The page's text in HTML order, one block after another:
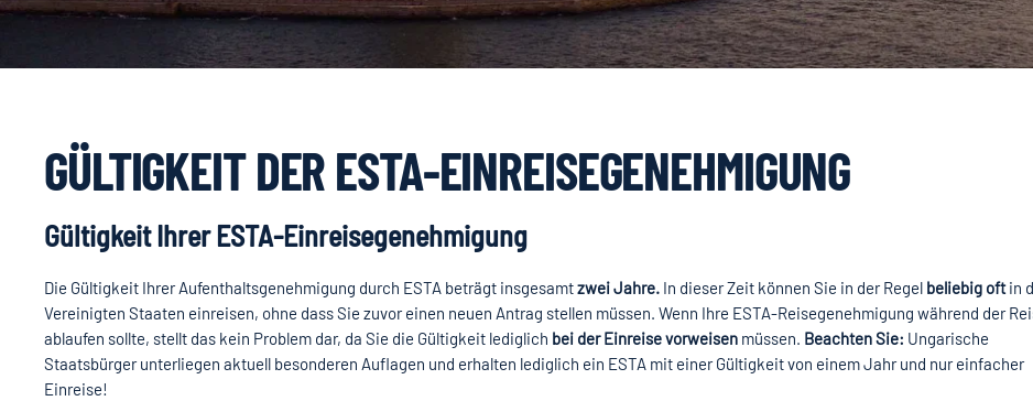
GÜLTIGKEIT DER ESTA-EINREISEGENEHMIGUNG
Gültigkeit Ihrer ESTA-Einreisegenehmigung
Die Gültigkeit Ihrer Aufenthaltsgenehmigung durch ESTA beträgt insgesamtzwei Jahre. In dieser Zeit können Sie in der Regel beliebig oftin
Vereinigten Staaten einreisen, ohne dass Sie zuvor einen neuen Antrag stellen müssen. Wenn Ihre ESTA-Reisegenehmigung während der
ablaufen sollte, stellt das kein Problem dar, da Sie die Gültigkeit lediglich bei der Einreise vorweisen müssen. Beachten Sie: Ungarische
Staatsbürger unterliegen aktuell besonderen Auflagen und erhalten lediglich ein ESTA mit einer Gültigkeit von einem Jahr und nur einfacher
Einreise!